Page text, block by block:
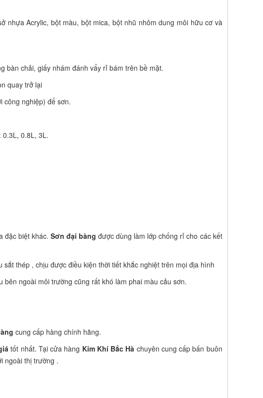
Acrylic, bột màu, bột mica, bột nhũ nhôm dung môi hữu cơ và
bàn chải, giấy nhám đánh vẩy rỉ bám trên bề mặt.
quay trở lại
công nghiệp) để sơn.
0.8L, 3L.
đặc biệt khác. Sơn đại bàng được dùng làm lớp chống rỉ cho các kết
thép , chịu được điều kiện thời tiết khắc nghiệt trên mọi địa hình
ngoài môi trường cũng rất khó làm phai màu cảu sơn.
cung cấp hàng chính hãng.
tốt nhất. Tại cửa hàng Kim Khí Bắc Hà chuyên cung cấp bấn buôn
ngoài thị trường .